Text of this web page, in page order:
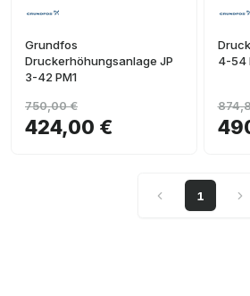
Grundfos
Druckerhöhungsanlage JP
3-42 PM1
424,00 €
750,00 €
4-54
1